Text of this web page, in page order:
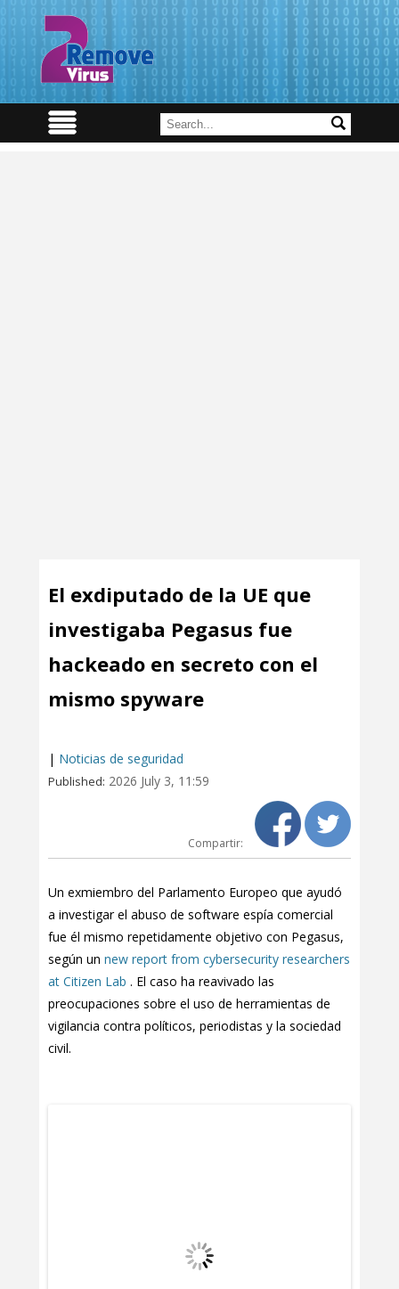
El exdiputado de la UE que
investigaba Pegasus fue
hackeado en secreto con el
mismo spyware
| Noticias de seguridad
Published: 2026 July 3, 11:59
Compartir:
Un exmiembro del Parlamento Europeo que ayudó
a investigar el abuso de software espía comercial
fue él mismo repetidamente objetivo con Pegasus,
según un new report from cybersecurity researchers
at Citizen Lab . El caso ha reavivado las
preocupaciones sobre el uso de herramientas de
vigilancia contra políticos, periodistas y la sociedad
civil.